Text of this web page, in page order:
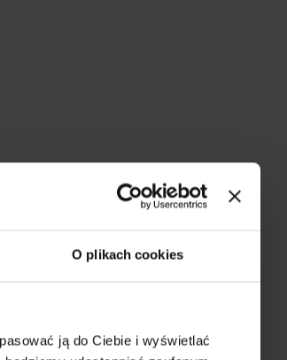
O plikach cookies
ją do Ciebie i wyświetlać